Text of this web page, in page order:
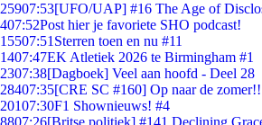
25907:53[UFO/UAP] #16 The Age of
407:52Post hier je favoriete SHO podcast!
15507:51 Sterren toen en nu #11
1407:47EK Atletiek 2026 te Birmingham #1
2307:38[Dagboek] Veel aan hoofd - Deel 28
28407:35[CRE SC #160] Op naar de zomer!!
20107:30F1 Shownieuws! #4
8807:26[Britse politiek] #141 Declining